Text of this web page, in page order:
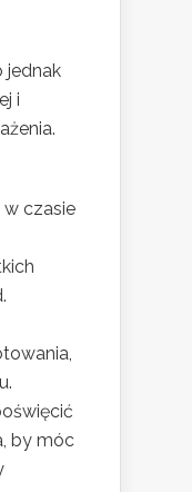
jednak
i
czasie
by móc